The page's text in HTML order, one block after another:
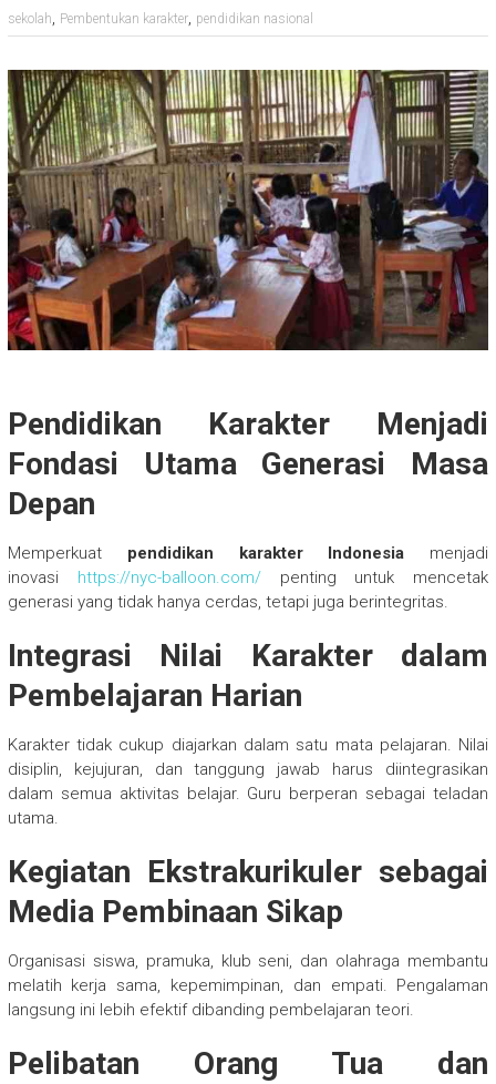
sekolah, Pembentukan karakter, pendidikan nasional
Pendidikan Karakter Menjadi
Fondasi Utama Generasi Masa
Depan
Memperkuat pendidikan karakter Indonesia menjadi
inovasi https://nyc-balloon.com/penting untuk mencetak
generasi yang tidak hanya cerdas, tetapi juga berintegritas.
Integrasi Nilai Karakter dalam
Pembelajaran Harian
Karakter tidak cukup diajarkan dalam satu mata pelajaran. Nilai
disiplin, kejujuran, dan tanggung jawab harus diintegrasikan
dalam semua aktivitas belajar. Guru berperan sebagai teladan
utama.
Kegiatan Ekstrakurikuler sebagai
Media Pembinaan Sikap
Organisasi siswa, pramuka, klub seni, dan olahraga membantu
melatih kerja sama, kepemimpinan, dan empati. Pengalaman
langsung ini lebih efektif dibanding pembelajaran teori.
Pelibatan Orang Tua dan